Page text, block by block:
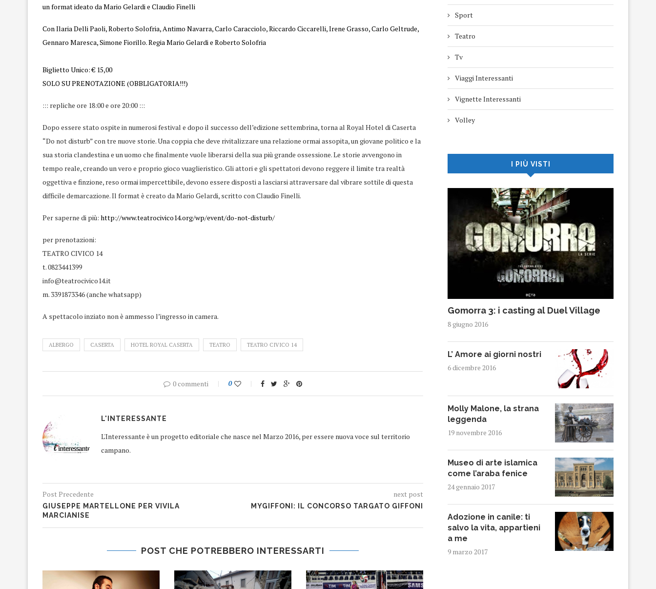
un format ideato da Mario Gelardi e Claudio Finelli
Con Ilaria Delli Paoli, Roberto Solofria, Antimo Navarra, Carlo Caracciolo, Riccardo Ciccarelli, Irene Grasso, Carlo Geltrude,
Gennaro Maresca, Simone Fiorillo. Regia Mario Gelardi e Roberto Solofria
Biglietto Unico: € 15,00
SOLO SU PRENOTAZIONE (OBBLIGATORIA!!!)
::: repliche ore 18:00 e ore 20:00 :::
Dopo essere stato ospite in numerosi festival e dopo il successo dell’edizione settembrina, torna al Royal Hotel di Caserta
“Do not disturb” con tre nuove storie. Una coppia che deve rivitalizzare una relazione ormai assopita, un giovane politico e la
sua storia clandestina e un uomo che finalmente vuole liberarsi della sua più grande ossessione. Le storie avvengono in
tempo reale, creando un vero e proprio gioco vuaglieristico. Gli attori e gli spettatori devono reggere il limite tra realtà
oggettiva e finzione, reso ormai impercettibile, devono essere disposti a lasciarsi attraversare dal vibrare sottile di questa
difficile demarcazione. Il format è creato da Mario Gelardi, scritto con Claudio Finelli.
Per saperne di più: http://www.teatrocivico14.org/wp/event/do-not-disturb/
per prenotazioni:
TEATRO CIVICO 14
t. 0823441399
info@teatrocivico14.it
m. 3391873346 (anche whatsapp)
A spettacolo inziato non è ammesso l’ingresso in camera.
ALBERGO CASERTA HOTEL ROYAL CASERTA TEATRO TEATRO CIVICO 14
0 commenti 0
L'INTERESSANTE
L'Interessante è un progetto editoriale che nasce nel Marzo 2016, per essere nuova voce sul territorio
campano.
Post Precedente
GIUSEPPE MARTELLONE PER VIVILA
MARCIANISE
next post
MYGIFFONI: IL CONCORSO TARGATO GIFFONI
POST CHE POTREBBERO INTERESSARTI
Sport
Teatro
Tv
Viaggi Interessanti
Vignette Interessanti
Volley
I PIÙ VISTI
Gomorra 3: i casting al Duel Village
8 giugno 2016
L’ Amore ai giorni nostri
6 dicembre 2016
Molly Malone, la strana
leggenda
19 novembre 2016
Museo di arte islamica
come l’araba fenice
24 gennaio 2017
Adozione in canile: ti
salvo la vita, appartieni
a me
9 marzo 2017